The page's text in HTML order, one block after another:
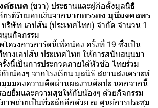
ค์ธเนศ (ขวา) ประธานและผู้ก่อตั้งมูลนิธิ
ยรติรับมอบเงินจากนายยรรยง มุนีมงคลทร
ริษัท เอปสัน (ประเทศไทย) จำกัด จำนวน 1
นกิจกรรม
โครงการการ์ดนี้เพื่อน้อง ครั้งที่ 19 ซึ่งเป็น
างเอปสัน ประเทศไทย ให้การสนับสนุนมา
งนี้เป็นการประกวดภายใต้หัวข้อ ไทยร่วม
บน้องๆ จากโรงเรียน มูลนิธิ สถานสงเคราะห์
มมองความคิดผ่านผลงานศิลปะ นอกจากนี้
อยยิ้มและความสุขให้กับน้องๆ ด้วยกิจกรรม
าพถ่ายเป็นที่ระลึกอีกด้วย ณ ศูนย์การประชุม